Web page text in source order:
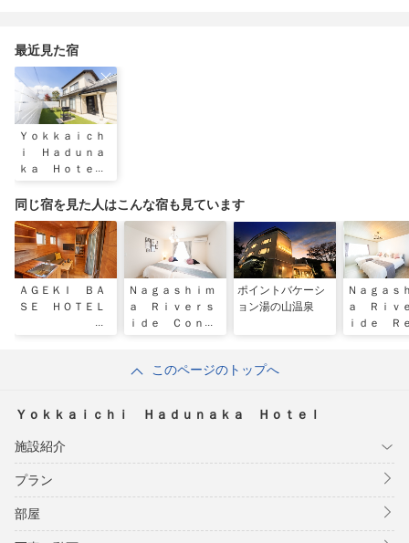
最近見た宿
Ｙｏｋｋａｉｃｈ
ｉ Ｈａｄｕｎａ
ｋａ Ｈｏｔｅｌ
同じ宿を見た人はこんな宿も見ています
ＡＧＥＫＩ ＢＡ
ＳＥ ＨＯＴＥＬ
Ｎａｇａｓｈｉｍ
ａ Ｒｉｖｅｒｓ
ｉｄｅ Ｃｏｎｄ
ポイントバケーシ
ョン湯の山温泉
Ｎａｇａｓ
ａ Ｒｉｖ
ｉｄｅ Ｒ
このページのトップへ
Ｙｏｋｋａｉｃｈｉ Ｈａｄｕｎａｋａ Ｈｏｔｅｌ
施設紹介
プラン
部屋